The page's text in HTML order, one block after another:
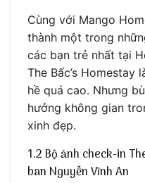
Cùng với Mango
thành một trong
các bạn trẻ nhất tại
The Bấc’s Homestay
hề quá cao. Nhưng
hưởng không gian
xinh đẹp.
1.2 Bộ ảnh check-in
ban Nguyễn Vĩnh An